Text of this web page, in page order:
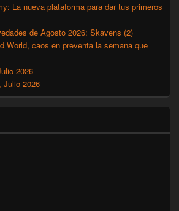
La nueva plataforma para dar tus primeros
de Agosto 2026: Skavens (2)
World, caos en preventa la semana que
2026
Julio 2026